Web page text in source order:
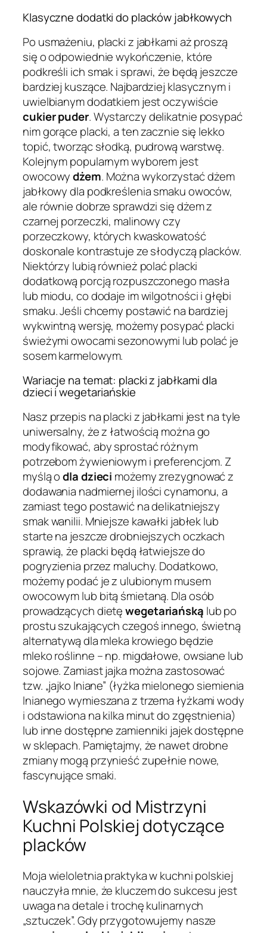
Klasyczne dodatki do placków jabłkowych
Po usmażeniu, placki z jabłkami aż proszą
się o odpowiednie wykończenie, które
podkreśli ich smak i sprawi, że będą jeszcze
bardziej kuszące. Najbardziej klasycznym i
uwielbianym dodatkiem jest oczywiście
cukier puder. Wystarczy delikatnie posypać
nim gorące placki, a ten zacznie się lekko
topić, tworząc słodką, pudrową warstwę.
Kolejnym popularnym wyborem jest
owocowydżem. Można wykorzystać dżem
jabłkowy dla podkreślenia smaku owoców,
ale równie dobrze sprawdzi się dżem z
czarnej porzeczki, malinowy czy
porzeczkowy, których kwaskowatość
doskonale kontrastuje ze słodyczą placków.
Niektórzy lubią również polać placki
dodatkową porcją rozpuszczonego masła
lub miodu, co dodaje im wilgotności i głębi
smaku. Jeśli chcemy postawić na bardziej
wykwintną wersję, możemy posypać placki
świeżymi owocami sezonowymi lub polać je
sosem karmelowym.
Wariacje na temat: placki z jabłkami dla
dzieci i wegetariańskie
Nasz przepis na placki z jabłkami jest na tyle
uniwersalny, że z łatwością można go
modyfikować, aby sprostać różnym
potrzebom żywieniowym i preferencjom. Z
myślą odla dzieci możemy zrezygnować z
dodawania nadmiernej ilości cynamonu, a
zamiast tego postawić na delikatniejszy
smak wanilii. Mniejsze kawałki jabłek lub
starte na jeszcze drobniejszych oczkach
sprawią, że placki będą łatwiejsze do
pogryzienia przez maluchy. Dodatkowo,
możemy podać je z ulubionym musem
owocowym lub bitą śmietaną. Dla osób
prowadzących dietęwegetariańską lub po
prostu szukających czegoś innego, świetną
alternatywą dla mleka krowiego będzie
mleko roślinne – np. migdałowe, owsiane lub
sojowe. Zamiast jajka można zastosować
tzw. „jajko lniane” (łyżka mielonego siemienia
lnianego wymieszana z trzema łyżkami wody
i odstawiona na kilka minut do zgęstnienia)
lub inne dostępne zamienniki jajek dostępne
w sklepach. Pamiętajmy, że nawet drobne
zmiany mogą przynieść zupełnie nowe,
fascynujące smaki.
Wskazówki od Mistrzyni
Kuchni Polskiej dotyczące
placków
Moja wieloletnia praktyka w kuchni polskiej
nauczyła mnie, że kluczem do sukcesu jest
uwaga na detale i trochę kulinarnych
„sztuczek”. Gdy przygotowujemy nasze